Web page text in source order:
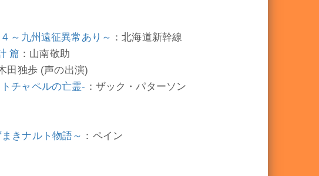
～九州遠征異常あり～ ：北海道新幹線
篇 ：山南敬助
田独歩 (声の出演)
チャペルの亡霊- ：ザック・パターソン
きナルト物語～ ：ペイン